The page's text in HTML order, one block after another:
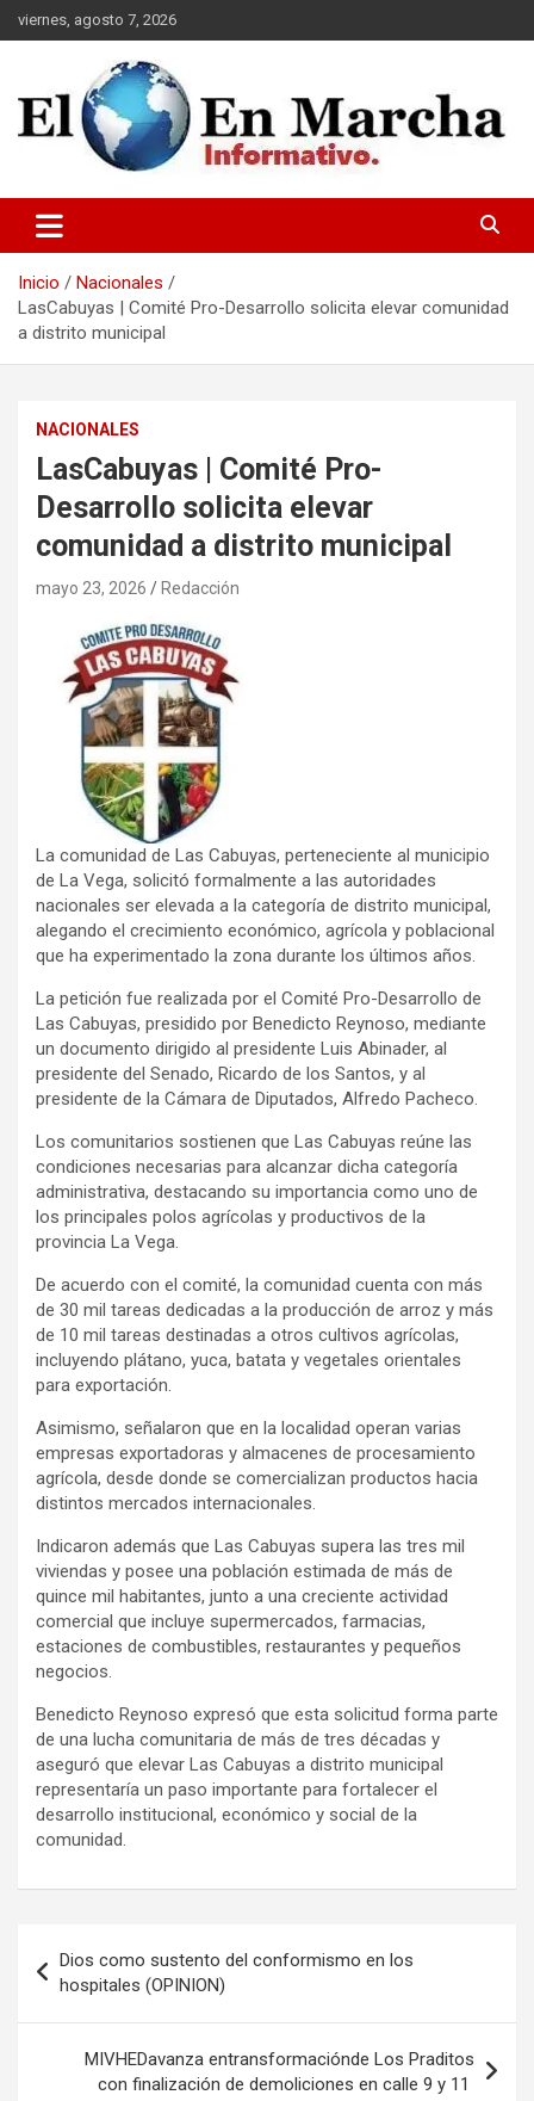
Saltar
al
viernes, agosto 7, 2026
elmundoenmarcha.net
Inicio
Nacionales
LasCabuyas | Comité Pro-Desarrollo solicita elevar comunidad
a distrito municipal
NACIONALES
LasCabuyas | Comité Pro-
Desarrollo solicita elevar
comunidad a distrito municipal
mayo 23, 2026 Redacción
La comunidad de Las Cabuyas, perteneciente al municipio
de La Vega, solicitó formalmente a las autoridades
nacionales ser elevada a la categoría de distrito municipal,
alegando el crecimiento económico, agrícola y poblacional
que ha experimentado la zona durante los últimos años.
La petición fue realizada por el Comité Pro-Desarrollo de
Las Cabuyas, presidido por Benedicto Reynoso, mediante
un documento dirigido al presidente Luis Abinader, al
presidente del Senado, Ricardo de los Santos, y al
presidente de la Cámara de Diputados, Alfredo Pacheco.
Los comunitarios sostienen que Las Cabuyas reúne las
condiciones necesarias para alcanzar dicha categoría
administrativa, destacando su importancia como uno de
los principales polos agrícolas y productivos de la
provincia La Vega.
De acuerdo con el comité, la comunidad cuenta con más
de 30 mil tareas dedicadas a la producción de arroz y más
de 10 mil tareas destinadas a otros cultivos agrícolas,
incluyendo plátano, yuca, batata y vegetales orientales
para exportación.
Asimismo, señalaron que en la localidad operan varias
empresas exportadoras y almacenes de procesamiento
agrícola, desde donde se comercializan productos hacia
distintos mercados internacionales.
Indicaron además que Las Cabuyas supera las tres mil
viviendas y posee una población estimada de más de
quince mil habitantes, junto a una creciente actividad
comercial que incluye supermercados, farmacias,
estaciones de combustibles, restaurantes y pequeños
negocios.
Benedicto Reynoso expresó que esta solicitud forma parte
de una lucha comunitaria de más de tres décadas y
aseguró que elevar Las Cabuyas a distrito municipal
representaría un paso importante para fortalecer el
desarrollo institucional, económico y social de la
comunidad.
de
entradas
Dios como sustento del conformismo en los
hospitales (OPINION)
MIVHEDavanza entransformaciónde Los Praditos
con finalización de demoliciones en calle 9 y 11